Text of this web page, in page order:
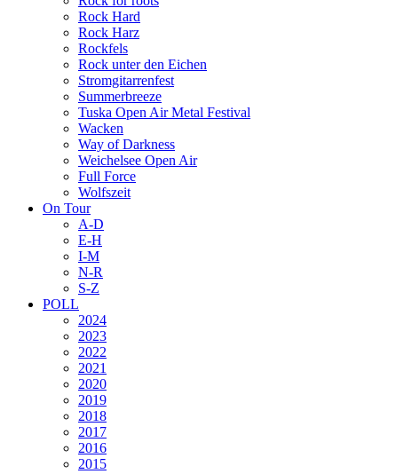
Rock Hard
Rock Harz
Rockfels
Rock unter den Eichen
Stromgitarrenfest
Summerbreeze
Tuska Open Air Metal Festival
Wacken
Way of Darkness
Weichelsee Open Air
Full Force
Wolfszeit
On Tour
A-D
E-H
I-M
N-R
S-Z
POLL
2024
2023
2022
2021
2020
2019
2018
2017
2016
2015